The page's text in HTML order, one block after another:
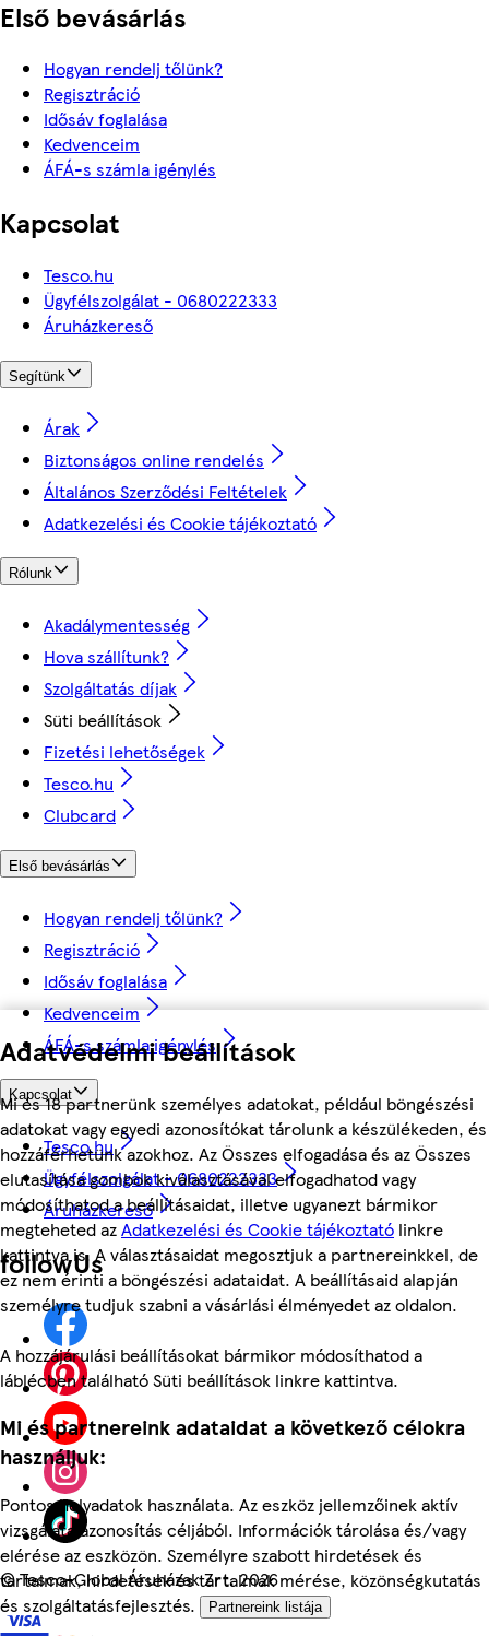
Adatvédelmi beállítások
Mi és 18 partnerünk személyes adatokat, például böngészési
adatokat vagy egyedi azonosítókat tárolunk a készülékeden, és
hozzáférhetünk azokhoz. Az Összes elfogadása és az Összes
elutasítása gombok kiválasztásával elfogadhatod vagy
módosíthatod a beállításaidat, illetve ugyanezt bármikor
megteheted azAdatkezelési és Cookie tájékoztató linkre
kattintva is. A választásaidat megosztjuk a partnereinkkel, de
ez nem érinti a böngészési adataidat. A beállításaid alapján
személyre tudjuk szabni a vásárlási élményedet az oldalon.
A hozzájárulási beállításokat bármikor módosíthatod a
láblécben található Süti beállítások linkre kattintva.
Mi és partnereink adataidat a következő célokra
használjuk:
Pontos helyadatok használata. Az eszköz jellemzőinek aktív
vizsgálata azonosítás céljából. Információk tárolása és/vagy
elérése az eszközön. Személyre szabott hirdetések és
tartalmak, hirdetések és tartalmak mérése, közönségkutatás
és szolgáltatásfejlesztés.
Partnereink listája
Első bevásárlás
Hogyan rendelj tőlünk?
Regisztráció
Idősáv foglalása
Kedvenceim
ÁFÁ-s számla igénylés
Kapcsolat
Tesco.hu
Ügyfélszolgálat - 0680222333
Áruházkereső
Segítünk
Árak
Biztonságos online rendelés
Általános Szerződési Feltételek
Adatkezelési és Cookie tájékoztató
Rólunk
Akadálymentesség
Hova szállítunk?
Szolgáltatás díjak
Süti beállítások
Fizetési lehetőségek
Tesco.hu
Clubcard
Első bevásárlás
Hogyan rendelj tőlünk?
Regisztráció
Idősáv foglalása
Kedvenceim
ÁFÁ-s számla igénylés
Kapcsolat
Tesco.hu
Ügyfélszolgálat - 0680222333
Áruházkereső
followUs
©Tesco-Global Áruházak Zrt. 2026